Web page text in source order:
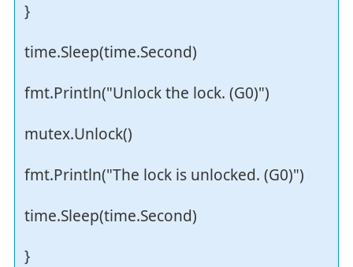
}
time.Sleep(time.Second)
fmt.Println("Unlock the lock. (G0)")
mutex.Unlock()
fmt.Println("The lock is unlocked. (G0)")
time.Sleep(time.Second)
}